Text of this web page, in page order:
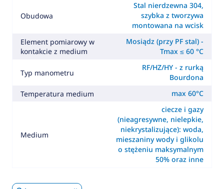
Obudowa
Stal nierdzewna 304,
szybka z tworzywa
montowana na wcisk
Element pomiarowy w
kontakcie z medium
Mosiądz (przy PF stal) -
Tmax ≤ 60 °C
Typ manometru
RF/HZ/HY - z rurką
Bourdona
Temperatura medium
max 60°C
Medium
ciecze i gazy
(nieagresywne, nielepkie,
niekrystalizujące): woda,
mieszaniny wody i glikolu
o stężeniu maksymalnym
50% oraz inne